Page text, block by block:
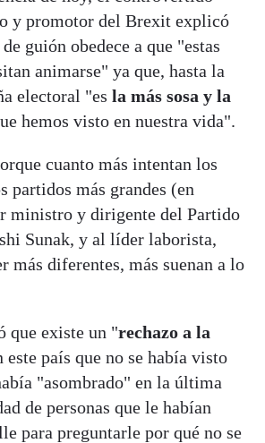
y promotor del Brexit explicó
guión obedece a que "estas
animarse" ya que, hasta la
electoral "es la más sosa y la
hemos visto en nuestra vida".
cuanto más intentan los
partidos más grandes (en
ministro y dirigente del Partido
Sunak, y al líder laborista,
más diferentes, más suenan a lo
que existe un "rechazo a la
este país que no se había visto
"asombrado" en la última
de personas que le habían
para preguntarle por qué no se